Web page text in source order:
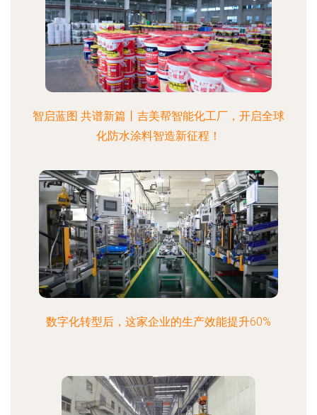
智启蓝图 共谱新篇丨吉美帮智能化工厂，开启全球
化防水涂料智造新征程！
数字化转型后，这家企业的生产效能提升60%